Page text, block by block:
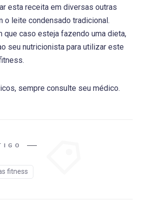
esta receita em diversas outras
o leite condensado tradicional.
que caso esteja fazendo uma dieta,
seu nutricionista para utilizar este
sempre consulte seu médico.
fitness